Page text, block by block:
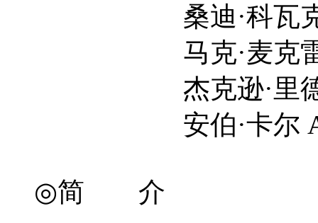
桑迪·科瓦克
马克·麦克雷
杰克逊·里德
安伯·卡尔
◎简 介